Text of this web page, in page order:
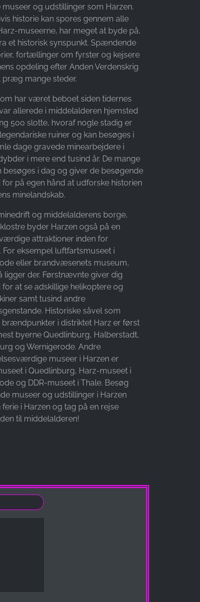
museer og udstillinger som Harzen.
historie kan spores gennem alle
museerne, har meget at byde på,
et historisk synspunkt. Spændende
fortællinger om fyrster og kejsere
opdeling efter Anden Verdenskrig
præg mange steder.
har været beboet siden tidernes
allerede i middelalderen hjemsted
500 slotte, hvoraf nogle stadig er
ruiner og kan besøges i
dage gravede minearbejdere i
i mere end tusind år. De mange
besøges i dag og giver de besøgende
på egen hånd at udforske historien
minelandskab.
og middelalderens borge,
byder Harzen også på en
attraktioner inden for
For eksempel luftfartsmuseet i
eller brandvæsenets museum,
ligger der. Førstnævnte giver dig
at se adskillige helikoptere og
samt tusind andre
Historiske såvel som
brændpunkter i distriktet Harz er først
byerne Quedlinburg, Halberstadt,
og Wernigerode. Andre
museer i Harzen er
i Quedlinburg, Harz-museet i
og DDR-museet i Thale. Besøg
museer og udstillinger i Harzen
ferie i Harzen og tag på en rejse
til middelalderen!